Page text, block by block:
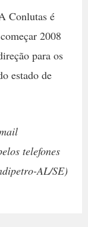
Conlutas é
2008
para os
estado de
telefones
AL/SE)